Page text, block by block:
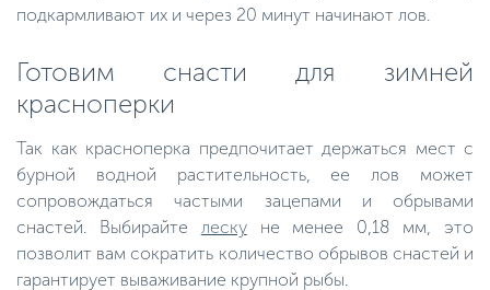
подкармливают их и через 20 минут начинают лов.
Готовим снасти для зимней
красноперки
Так как красноперка предпочитает держаться мест с
бурной водной растительность, ее лов может
сопровождаться частыми зацепами и обрывами
снастей. Выбирайте лескуне менее 0,18 мм, это
позволит вам сократить количество обрывов снастей и
гарантирует вываживание крупной рыбы.